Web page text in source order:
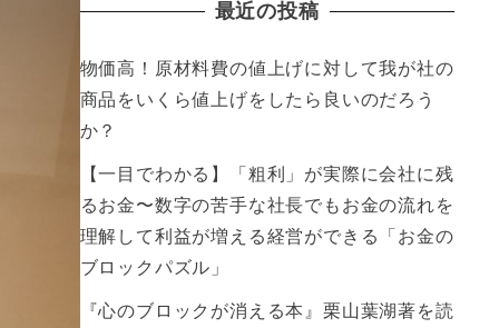
最近の投稿
物価高！原材料費の値上げに対して我が社の
商品をいくら値上げをしたら良いのだろう
か？
【一目でわかる】「粗利」が実際に会社に残
るお金〜数字の苦手な社長でもお金の流れを
理解して利益が増える経営ができる「お金の
ブロックパズル」
『心のブロックが消える本』栗山葉湖著を読